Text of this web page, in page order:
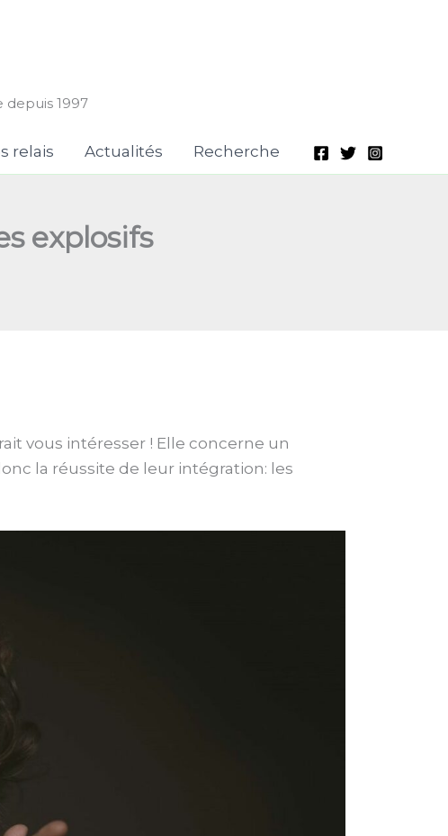
depuis 1997
relais Actualités Recherche
explosifs
vous intéresser ! Elle concerne un
la réussite de leur intégration: les